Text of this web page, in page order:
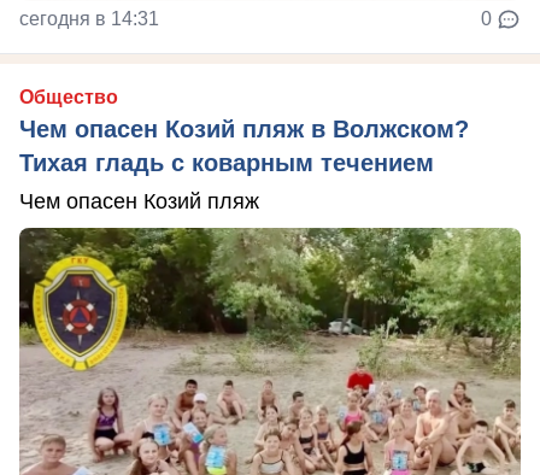
сегодня в 14:31 0
Общество
Чем опасен Козий пляж в Волжском?
Тихая гладь с коварным течением
Чем опасен Козий пляж